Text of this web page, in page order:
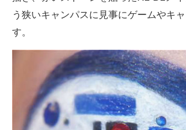
電子設計の基本と応用
建設×テクノロジーの最前線
ちょっと気になるネットの話題
う狭いキャンパスに見事にゲームやキ
す。